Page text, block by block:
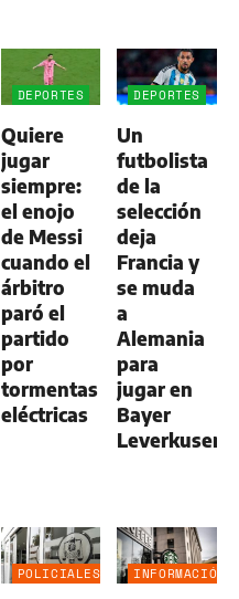
DEPORTES
Quiere
jugar
siempre:
el enojo
de Messi
cuando el
árbitro
paró el
partido
por
tormentas
eléctricas
DEPORTES
Un
futbolista
de la
selección
deja
Francia y
se muda
a
Alemania
para
jugar en
Bayer
Leverkusen
POLICIALES
INFORMACIÓN